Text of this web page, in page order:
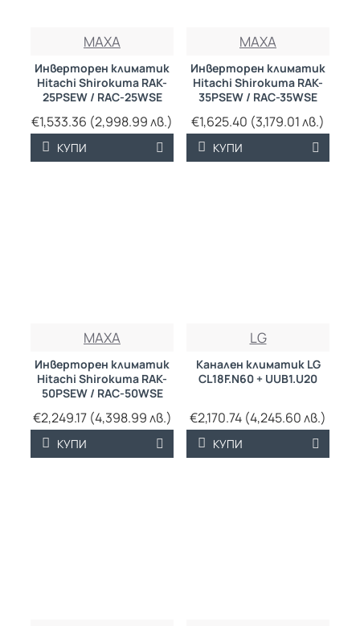
MAXA
Инверторен климатик
Hitachi Shirokuma RAK-
25PSEW / RAC-25WSE
€1,533.36 (2,998.99 лв.)
КУПИ
MAXA
Инверторен климатик
Hitachi Shirokuma RAK-
35PSEW / RAC-35WSE
€1,625.40 (3,179.01 лв.)
КУПИ
MAXA
Инверторен климатик
Hitachi Shirokuma RAK-
50PSEW / RAC-50WSE
€2,249.17 (4,398.99 лв.)
КУПИ
LG
Канален климатик LG
CL18F.N60 + UUB1.U20
€2,170.74 (4,245.60 лв.)
КУПИ